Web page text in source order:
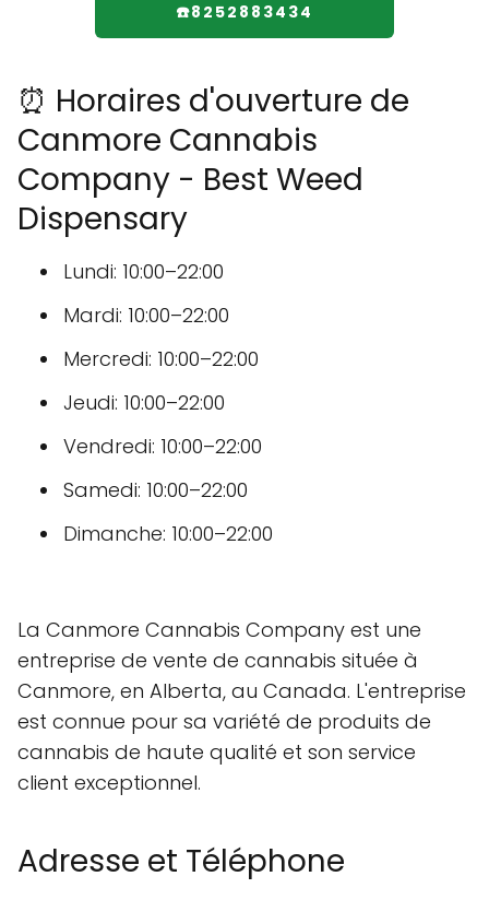
☎️8252883434
⏰ Horaires d'ouverture de
Canmore Cannabis
Company - Best Weed
Dispensary
Lundi: 10:00–22:00
Mardi: 10:00–22:00
Mercredi: 10:00–22:00
Jeudi: 10:00–22:00
Vendredi: 10:00–22:00
Samedi: 10:00–22:00
Dimanche: 10:00–22:00
La Canmore Cannabis Company est une
entreprise de vente de cannabis située à
Canmore, en Alberta, au Canada. L'entreprise
est connue pour sa variété de produits de
cannabis de haute qualité et son service
client exceptionnel.
Adresse et Téléphone